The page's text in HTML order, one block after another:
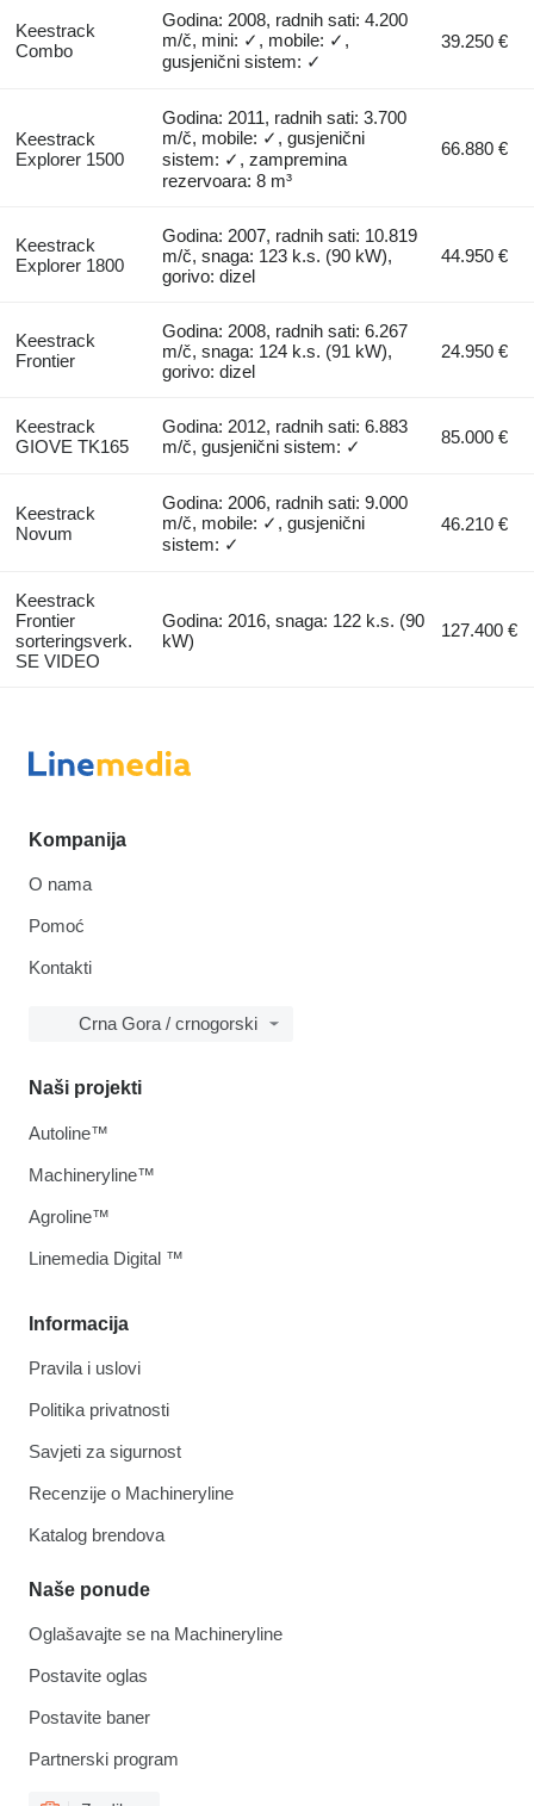
Keestrack
Combo
Godina: 2008, radnih sati: 4.200
m/č, mini: ✓, mobile: ✓,
gusjenični sistem: ✓
39.250 €
Keestrack
Explorer 1500
Godina: 2011, radnih sati: 3.700
m/č, mobile: ✓, gusjenični
sistem: ✓, zampremina
rezervoara: 8 m³
66.880 €
Keestrack
Explorer 1800
Godina: 2007, radnih sati: 10.819
m/č, snaga: 123 k.s. (90 kW),
gorivo: dizel
44.950 €
Keestrack
Frontier
Godina: 2008, radnih sati: 6.267
m/č, snaga: 124 k.s. (91 kW),
gorivo: dizel
24.950 €
Keestrack
GIOVE TK165
Godina: 2012, radnih sati: 6.883
m/č, gusjenični sistem: ✓
85.000 €
Keestrack
Novum
Godina: 2006, radnih sati: 9.000
m/č, mobile: ✓, gusjenični
sistem: ✓
46.210 €
Keestrack
Frontier
sorteringsverk.
SE VIDEO
Godina: 2016, snaga: 122 k.s. (90
kW)
127.400 €
Kompanija
O nama
Pomoć
Kontakti
Crna Gora / crnogorski
Informacija
Pravila i uslovi
Politika privatnosti
Savjeti za sigurnost
Recenzije o Machineryline
Katalog brendova
Naše ponude
Oglašavajte se na Machineryline
Postavite oglas
Postavite baner
Partnerski program
Naši projekti
Autoline™
Machineryline™
Agroline™
Linemedia Digital ™